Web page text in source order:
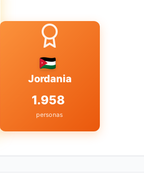
Jordania
1.958
personas